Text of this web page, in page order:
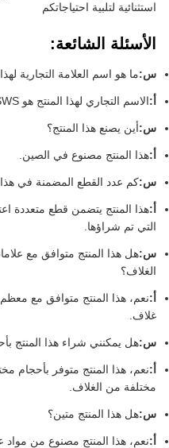
استثنائية لتلبية احتياجاتكم
الأسئلة الشائعة:
س:ما هو اسم العلامة التجارية لهذا
الاسم التجاري لهذا المنتج هو SWS.
س:أين يصنع هذا المنتج؟
هذا المنتج مصنوع في الصين.
س:كم عدد القطع المضمنة في هذا
هذا المنتج يتضمن قطع متعددة
التي تم شراؤها.
س:هل هذا المنتج متوافق مع
الغلاف؟
نعم، هذا المنتج متوافق مع معظم
غلاف.
س:هل يمكنني شراء هذا المنتج
نعم، هذا المنتج متوفر بأحجام
مختلفة من الغلاف.
س:هل هذا المنتج متين؟
نعم، هذا المنتج مصنوع من مواد